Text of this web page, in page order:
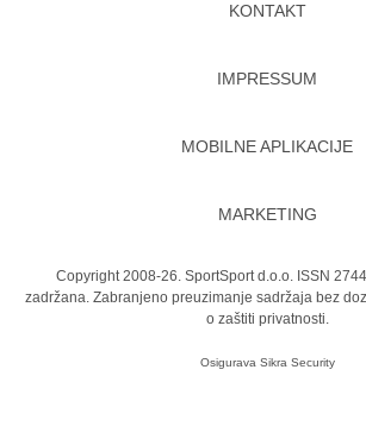
KONTAKT
IMPRESSUM
MOBILNE APLIKACIJE
MARKETING
Copyright 2008-26. SportSport d.o.o. ISSN
zadržana. Zabranjeno preuzimanje sadržaja bez
o zaštiti privatnosti.
Osigurava Sikra Security